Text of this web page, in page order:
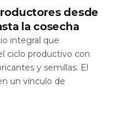
desde
la cosecha
integral que
ciclo productivo con
y semillas. El
un vínculo de